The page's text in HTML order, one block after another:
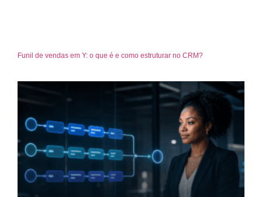
Funil de vendas em Y: o que é e como estruturar no CRM?